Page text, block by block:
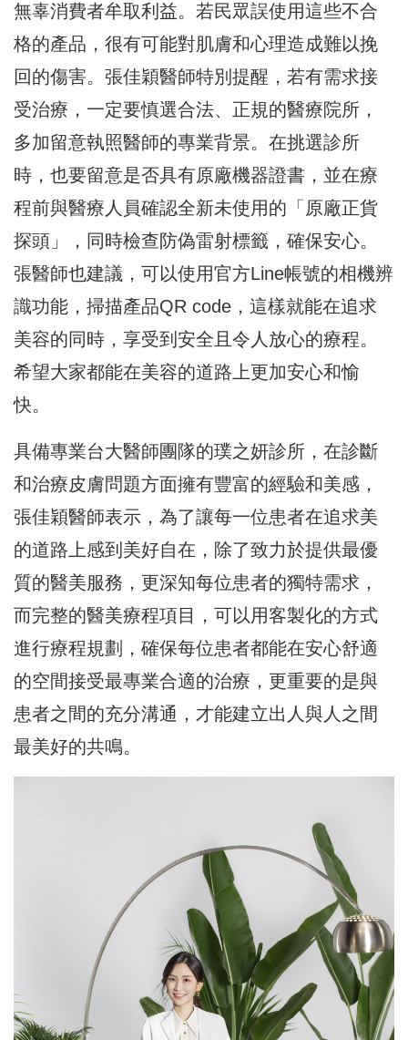
無辜消費者牟取利益。若民眾誤使用這些不合
格的產品，很有可能對肌膚和心理造成難以挽
回的傷害。張佳穎醫師特別提醒，若有需求接
受治療，一定要慎選合法、正規的醫療院所，
多加留意執照醫師的專業背景。在挑選診所
時，也要留意是否具有原廠機器證書，並在療
程前與醫療人員確認全新未使用的「原廠正貨
探頭」，同時檢查防偽雷射標籤，確保安心。
張醫師也建議，可以使用官方Line帳號的相機辨
識功能，掃描產品QR code，這樣就能在追求
美容的同時，享受到安全且令人放心的療程。
希望大家都能在美容的道路上更加安心和愉
快。
具備專業台大醫師團隊的璞之妍診所，在診斷
和治療皮膚問題方面擁有豐富的經驗和美感，
張佳穎醫師表示，為了讓每一位患者在追求美
的道路上感到美好自在，除了致力於提供最優
質的醫美服務，更深知每位患者的獨特需求，
而完整的醫美療程項目，可以用客製化的方式
進行療程規劃，確保每位患者都能在安心舒適
的空間接受最專業合適的治療，更重要的是與
患者之間的充分溝通，才能建立出人與人之間
最美好的共鳴。